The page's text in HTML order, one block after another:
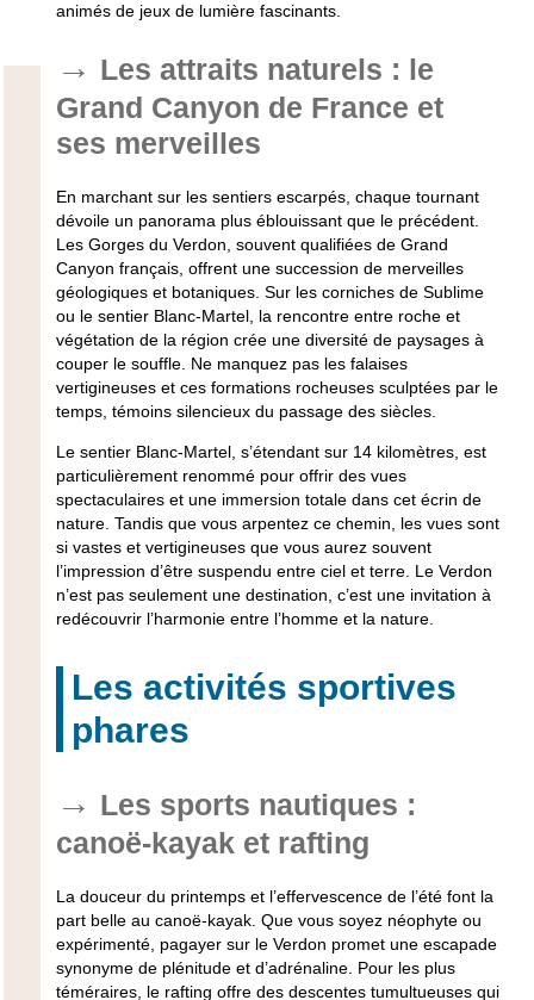
animés de jeux de lumière fascinants.
Les attraits naturels : le
Grand Canyon de France et
ses merveilles
En marchant sur les sentiers escarpés, chaque tournant
dévoile un panorama plus éblouissant que le précédent.
Les Gorges du Verdon, souvent qualifiées de Grand
Canyon français, offrent une succession de merveilles
géologiques et botaniques. Sur les corniches de Sublime
ou le sentier Blanc-Martel, la rencontre entre roche et
végétation de la région crée une diversité de paysages à
couper le souffle. Ne manquez pas les falaises
vertigineuses et ces formations rocheuses sculptées par le
temps, témoins silencieux du passage des siècles.
Le sentier Blanc-Martel, s’étendant sur 14 kilomètres, est
particulièrement renommé pour offrir des vues
spectaculaires et une immersion totale dans cet écrin de
nature. Tandis que vous arpentez ce chemin, les vues sont
si vastes et vertigineuses que vous aurez souvent
l’impression d’être suspendu entre ciel et terre. Le Verdon
n’est pas seulement une destination, c’est une invitation à
redécouvrir l’harmonie entre l’homme et la nature.
Les activités sportives
phares
Les sports nautiques :
canoë-kayak et rafting
La douceur du printemps et l’effervescence de l’été font la
part belle au canoë-kayak. Que vous soyez néophyte ou
expérimenté, pagayer sur le Verdon promet une escapade
synonyme de plénitude et d’adrénaline. Pour les plus
téméraires, le rafting offre des descentes tumultueuses qui